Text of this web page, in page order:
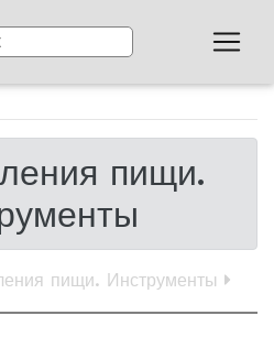
пищи.
пищи. Инструменты